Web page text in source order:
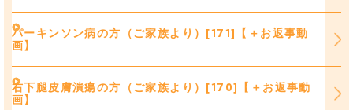
パーキンソン病の方（ご家族より）[171]【＋お返事動
画】
右下腿皮膚潰瘍の方（ご家族より）[170]【＋お返事動
画】